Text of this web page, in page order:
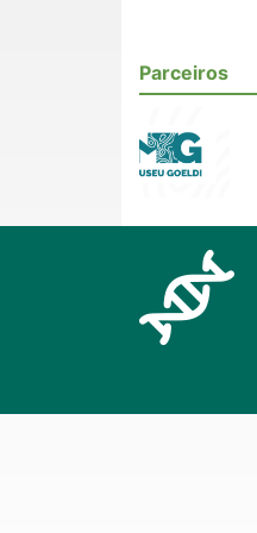
Parceiros